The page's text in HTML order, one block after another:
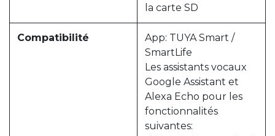
la carte SD
Compatibilité
App: TUYA Smart /
SmartLife
Les assistants vocaux
Google Assistant et
Alexa Echo pour les
fonctionnalités
suivantes: